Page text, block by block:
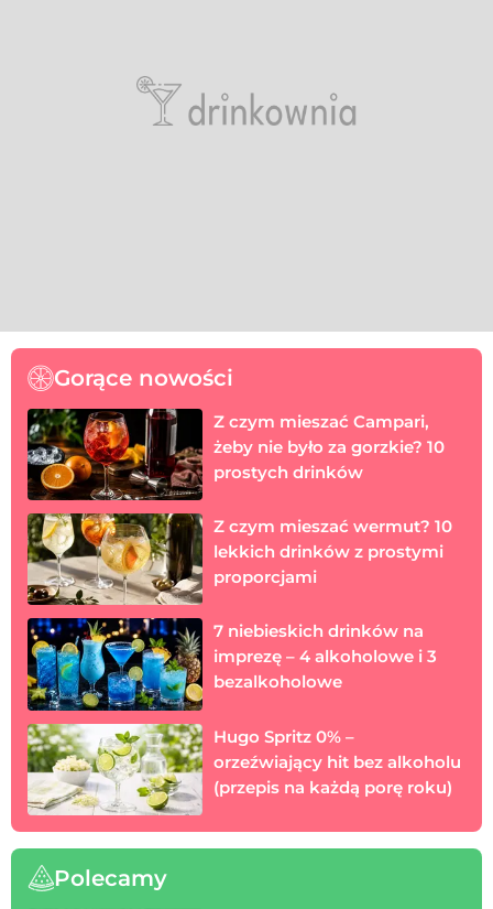
Gorące nowości
Z czym mieszać Campari,
żeby nie było za gorzkie? 10
prostych drinków
Z czym mieszać wermut? 10
lekkich drinków z prostymi
proporcjami
7 niebieskich drinków na
imprezę – 4 alkoholowe i 3
bezalkoholowe
Hugo Spritz 0% –
orzeźwiający hit bez alkoholu
(przepis na każdą porę roku)
Polecamy